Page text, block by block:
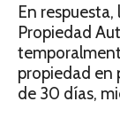
En
Propiedad
propiedad en
de 30 días,